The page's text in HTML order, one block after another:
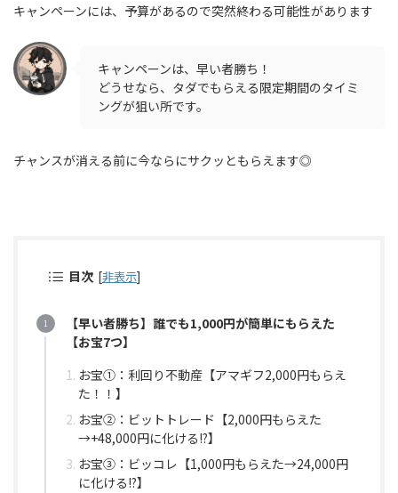
キャンペーンには、予算があるので突然終わる可能性があります
キャンペーンは、早い者勝ち！
どうせなら、タダでもらえる限定期間のタイミ
ングが狙い所です。
チャンスが消える前に今ならにサクッともらえます◎
目次 [非表示]
【早い者勝ち】誰でも1,000円が簡単にもらえた
【お宝7つ】
お宝①：利回り不動産【アマギフ2,000円もらえ
た！！】
お宝②：ビットトレード【2,000円もらえた
→+48,000円に化ける!?】
お宝③：ビッコレ【1,000円もらえた→24,000円
に化ける!?】